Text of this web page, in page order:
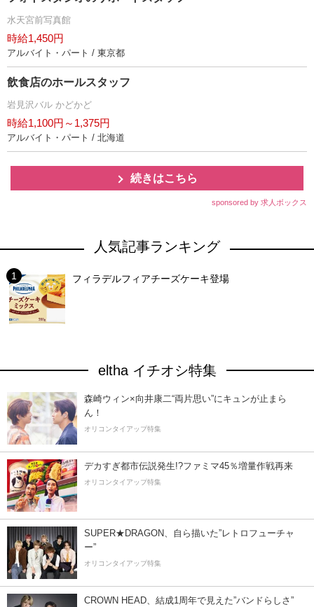
水天宮前写真館
時給1,450円
アルバイト・パート / 東京都
飲食店のホールスタッフ
見沢バル かどかど
時給1,100円～1,375円
アルバイト・パート / 北海道
続きはこちら
sponsored by 求人ボックス
人気記事ランキング
フィラデルフィアチーズケーキ登場
eltha イチオシ特集
森崎ウィン×向井康二“両片思い”にキュンが止まら
ん！
オリコンタイアップ特集
デカすぎ都市伝説発生!?ファミマ45％増量作戦再来
オリコンタイアップ特集
SUPER★DRAGON、自ら描いた”レトロフューチャ
ー”
オリコンタイアップ特集
CROWN HEAD、結成1周年で見えた”バンドらしさ”